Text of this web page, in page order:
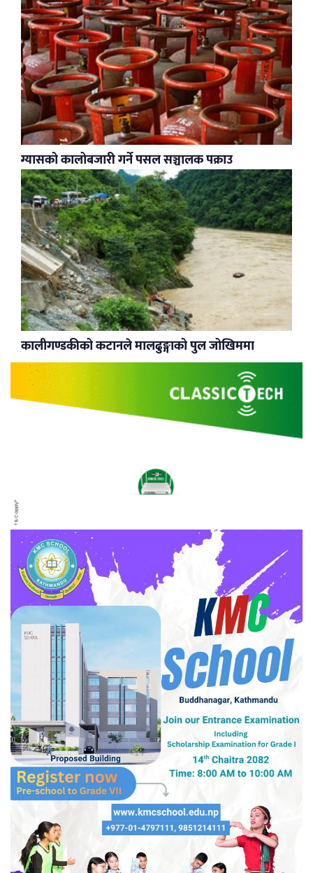
ग्यासको कालोबजारी गर्ने पसल सञ्चालक पक्राउ
कालीगण्डकीको कटानले मालढुङ्गाको पुल जोखिममा